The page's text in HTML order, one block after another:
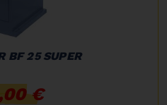
BF 25 SUPER
€